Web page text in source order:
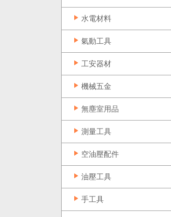
水電材料
氣動工具
工安器材
機械五金
無塵室用品
測量工具
空油壓配件
油壓工具
手工具